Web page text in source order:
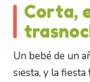
Corta,
Un bebé de un
siesta, y la